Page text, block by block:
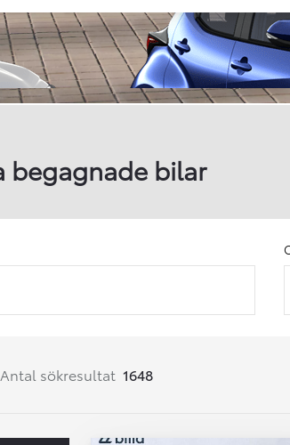
Corolla
HYBRID
begagnade bilar
Antal sökresultat 1648